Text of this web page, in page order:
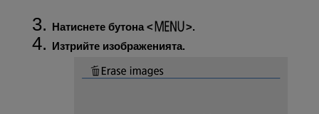
Натиснете бутона
.
Изтрийте изображенията.